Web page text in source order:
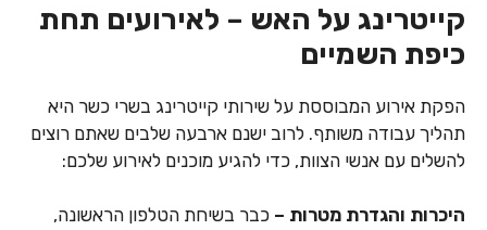
קייטרינג על האש – לאירועים תחת
כיפת השמיים
הפקת אירוע המבוססת על שירותי קייטרינג בשרי כשר היא
תהליך עבודה משותף. לרוב ישנם ארבעה שלבים שאתם רוצים
להשלים עם אנשי הצוות, כדי להגיע מוכנים לאירוע שלכם:
היכרות והגדרת מטרות –כבר בשיחת הטלפון הראשונה,